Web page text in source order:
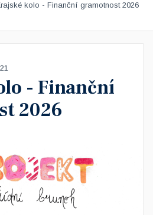
kolo - Finanční gramotnost 2026
- Finanční
2026